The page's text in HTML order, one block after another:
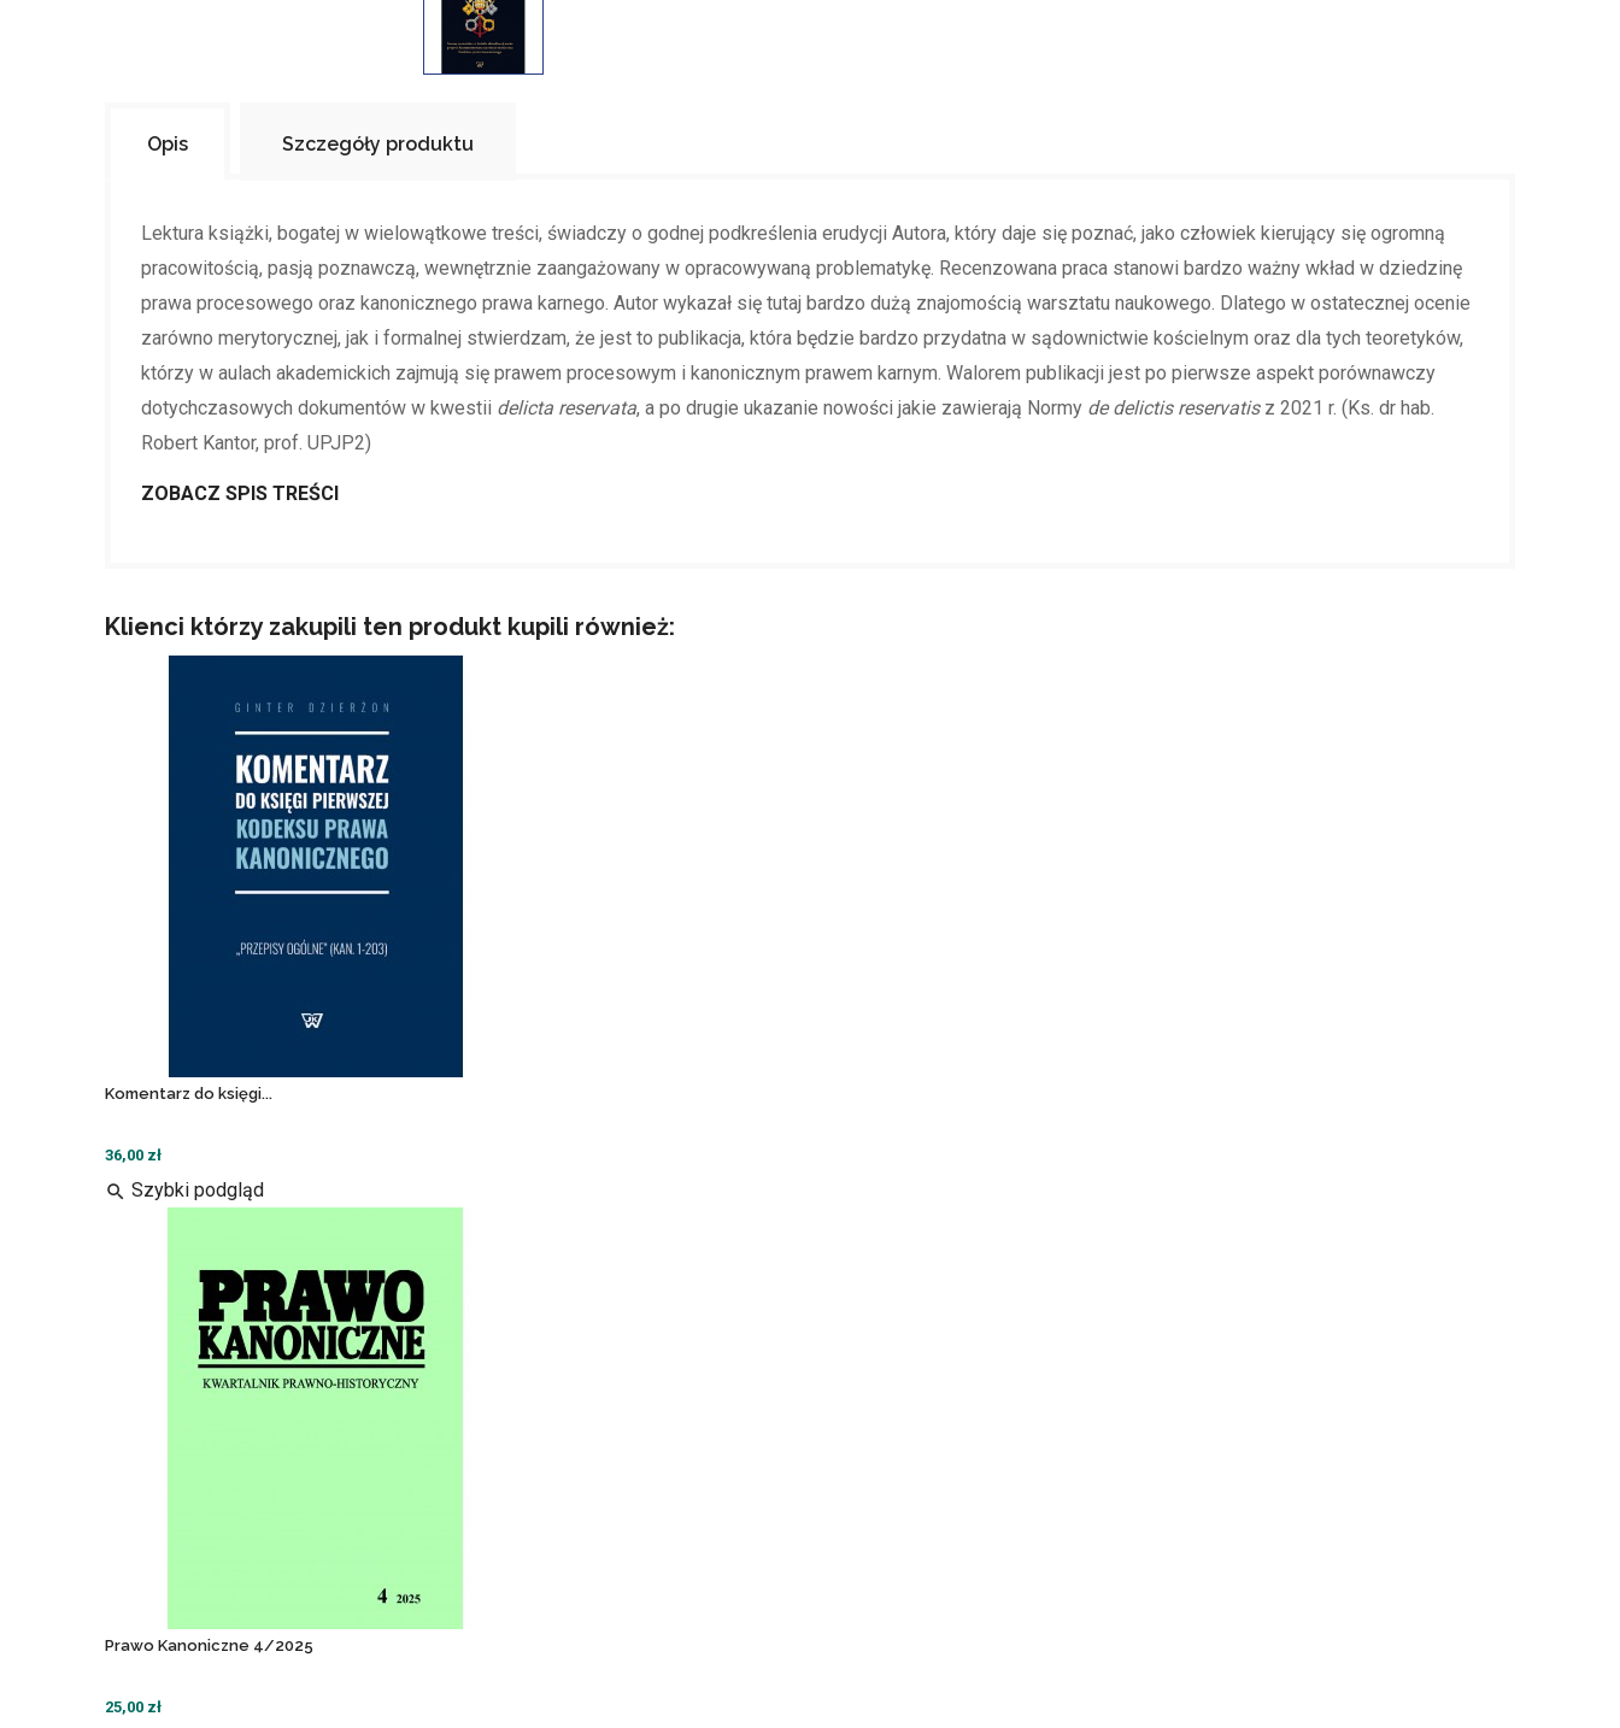
Opis Szczegóły produktu
Lektura książki, bogatej w wielowątkowe treści, świadczy o godnej podkreślenia erudycji Autora, który daje się poznać, jako człowiek kierujący się ogromną
pracowitością, pasją poznawczą, wewnętrznie zaangażowany w opracowywaną problematykę. Recenzowana praca stanowi bardzo ważny wkład w dziedzinę
prawa procesowego oraz kanonicznego prawa karnego. Autor wykazał się tutaj bardzo dużą znajomością warsztatu naukowego. Dlatego w ostatecznej ocenie
zarówno merytorycznej, jak i formalnej stwierdzam, że jest to publikacja, która będzie bardzo przydatna w sądownictwie kościelnym oraz dla tych teoretyków,
którzy w aulach akademickich zajmują się prawem procesowym i kanonicznym prawem karnym. Walorem publikacji jest po pierwsze aspekt porównawczy
dotychczasowych dokumentów w kwestii delicta reservata, a po drugie ukazanie nowości jakie zawierają Normy de delictis reservatisz 2021 r. (Ks. dr hab.
Robert Kantor, prof. UPJP2)
ZOBACZ SPIS TREŚCI
Klienci którzy zakupili ten produkt kupili również:
Komentarz do księgi...
36,00 zł
search Szybki podgląd
Prawo Kanoniczne 4/2025
25,00 zł